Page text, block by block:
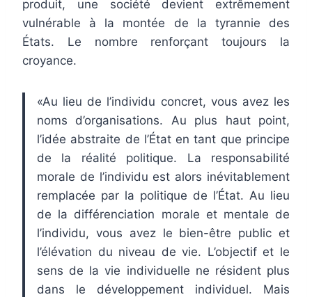
produit, une société devient extrêmement
vulnérable à la montée de la tyrannie des
États. Le nombre renforçant toujours la
croyance.
«Au lieu de l’individu concret, vous avez les
noms d’organisations. Au plus haut point,
l’idée abstraite de l’État en tant que principe
de la réalité politique. La responsabilité
morale de l’individu est alors inévitablement
remplacée par la politique de l’État. Au lieu
de la différenciation morale et mentale de
l’individu, vous avez le bien-être public et
l’élévation du niveau de vie. L’objectif et le
sens de la vie individuelle ne résident plus
dans le développement individuel. Mais